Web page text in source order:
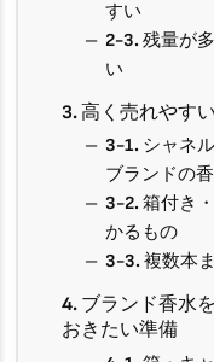
すい
2-3. 残量が
い
3. 高く売れやす
3-1. シャネ
ブランドの
3-2. 箱付き
かるもの
3-3. 複数本
4. ブランド香水
おきたい準備